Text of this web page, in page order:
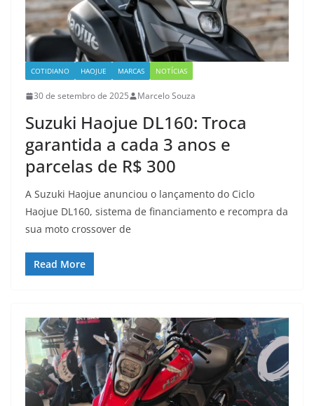
COTIDIANO HAOJUE MARCAS NOTÍCIAS
30 de setembro de 2025 Marcelo Souza
Suzuki Haojue DL160: Troca
garantida a cada 3 anos e
parcelas de R$ 300
A Suzuki Haojue anunciou o lançamento do Ciclo
Haojue DL160, sistema de financiamento e recompra da
sua moto crossover de
Read More